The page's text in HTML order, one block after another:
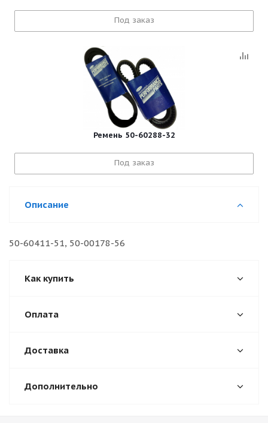
Под заказ
Ремень 50-60288-32
Под заказ
Описание
50-60411-51, 50-00178-56
Как купить
Оплата
Доставка
Дополнительно